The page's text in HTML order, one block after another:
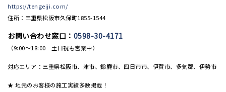
https://tengeiji.com/
住所：三重県松阪市久保町1855-1544
お問い合わせ窓口： 0598-30-4171
（9:00〜18:00 土日祝も営業中）
対応エリア：三重県松阪市、津市、鈴鹿市、四日市市、伊賀市、多気郡、伊勢市
★ 地元のお客様の施工実績多数掲載！